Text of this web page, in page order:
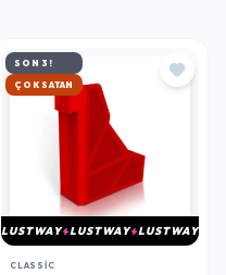
SON 3!
ÇOK SATAN
LUSTWAY LUSTWAY LUSTWAY
CLASSIC